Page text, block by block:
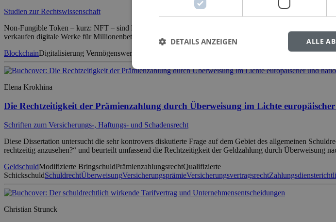
Studien zur Rechtswissenschaft
Non-Fungible Token – kurz: NFT – sind längst mehr als nur digitale Kuriositäten oder
verkaufen digitale Werke für Millionenbeträge, Marken und Unternehmen entdecken NFT als
BlockchainDigitalisierung Vermögenswerte Non Fungible Token
Elena Krokhina
Die Rechtzeitigkeit der Prämienzahlung durch Überweisung im Lichte
Schriften zum Versicherungs-, Haftungs- und Schadensrecht
Diese Dissertation untersucht die sehr kontrovers diskutierte Frage auf dem Gebiet des allgemeinen
rechtzeitig anzusehen?“ und beurteilt umfassend die Rechtzeitigkeit der Geldzahlung durch Überweisung
GeldschuldModifizierte BringschuldPrämienzahlungsrechtQualifizierte
SchickschuldSchuldrechtÜberweisungVersicherungsprämieVersicherungsvertragsrecht
Christian Strunck
ALLE
DETAILS ANZEIGEN